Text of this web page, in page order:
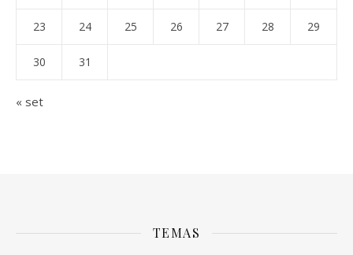
23 24 25 26 27 28 29
30 31
« set
TEMAS